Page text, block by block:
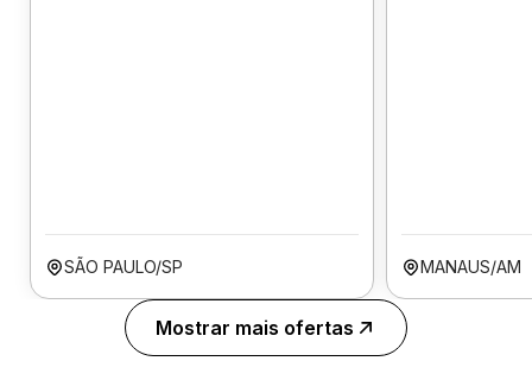
SÃO PAULO/SP MANAUS/AM
Mostrar mais ofertas